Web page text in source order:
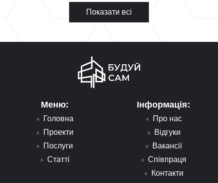
Показати всі
Меню:
Головна
Проекти
Послуги
Статті
Інформація:
Про нас
Відгуки
Вакансії
Співпраця
Контакти